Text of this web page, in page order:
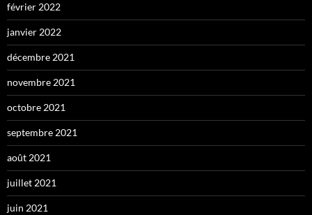
février 2022
janvier 2022
décembre 2021
novembre 2021
octobre 2021
septembre 2021
août 2021
juillet 2021
juin 2021